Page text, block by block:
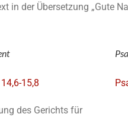
der Übersetzung „Gute
15,8
des Gerichts für